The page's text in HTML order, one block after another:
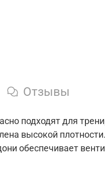
Отзывы
подходят для
высокой
обеспечивает